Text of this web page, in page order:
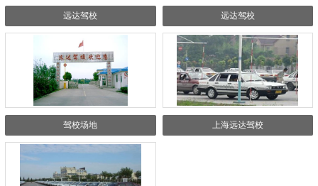
远达驾校 远达驾校
驾校场地 上海远达驾校